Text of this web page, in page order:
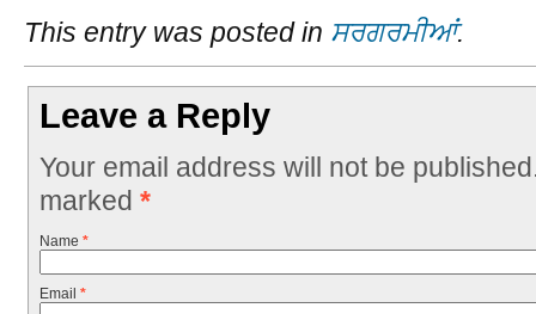
This entry was posted in ਸਰਗਰਮੀਆਂ.
Leave a Reply
Your email address will not be
marked *
Name *
Email *